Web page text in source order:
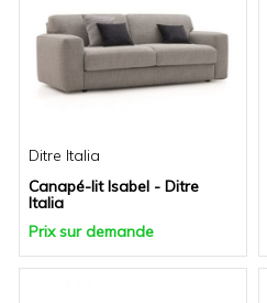
Ditre Italia
Canapé-lit Isabel - Ditre
Italia
Prix sur demande